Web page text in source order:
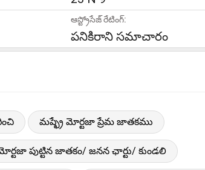
ఆస్ట్రోసేజ్ రేటింగ్:
పనికిరాని సమాచారం
మష్ఫ్రే మోర్టజా ప్రేమ జాతకము
పుట్టిన జాతకం/ జనన ఛార్టు/ కుండలి